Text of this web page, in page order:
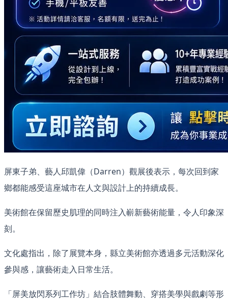
屏東子弟、藝人邱凱偉（Darren）觀展後表示，每次回到家
鄉都能感受這座城市在人文與設計上的持續成長。
美術館在保留歷史肌理的同時注入嶄新藝術能量，令人印象深
刻。
文化處指出，除了展覽本身，縣立美術館亦透過多元活動深化
參與感，讓藝術走入日常生活。
「屏美放閃系列工作坊」結合肢體舞動、穿搭美學與戲劇等形